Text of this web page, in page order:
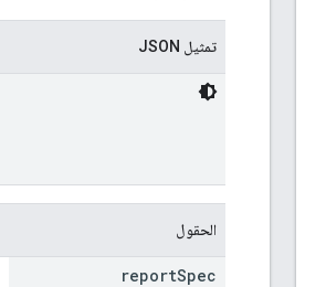
تمثيل JSON
الحقول
reportSpec